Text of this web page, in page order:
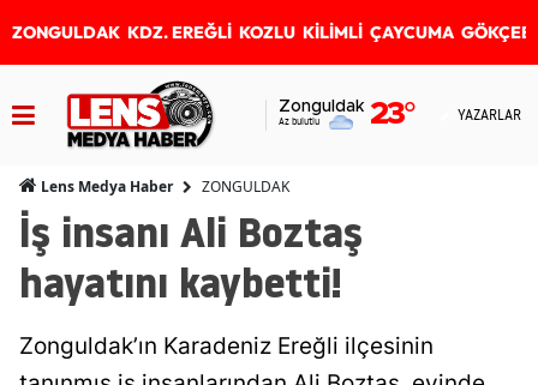
ZONGULDAK KDZ. EREĞLİ KOZLU KİLİMLİ ÇAYCUMA
Zonguldak
Az bulutlu 23° YAZARLAR
Lens Medya Haber ZONGULDAK
İş insanı Ali Boztaş
hayatını kaybetti!
Zonguldak’ın Karadeniz Ereğli ilçesinin